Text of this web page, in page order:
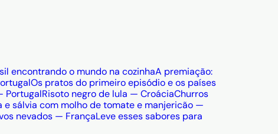
para quem quer explorar a
como roteiro de viagem, cada receita
de comércio e a identidade de um
, dá para pagar em qualquer um
de Débito Internacional, sem burocracia
encontrando o mundo na cozinhaA premiação:
Os pratos do primeiro episódio e os países
PortugalRisoto negro de lula — CroáciaChurros
e sálvia com molho de tomate e manjericão —
nevados — FrançaLeve esses sabores para